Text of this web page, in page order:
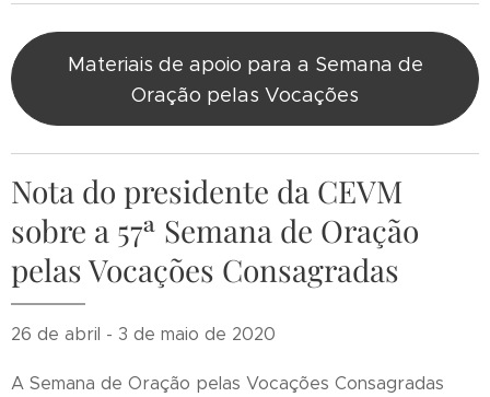
Materiais de apoio para a Semana de
Oração pelas Vocações
Nota do presidente da CEVM
sobre a 57ª Semana de Oração
pelas Vocações Consagradas
26 de abril - 3 de maio de 2020
A Semana de Oração pelas Vocações Consagradas